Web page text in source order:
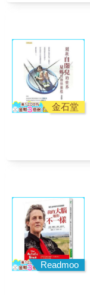
金石堂
Readmoo